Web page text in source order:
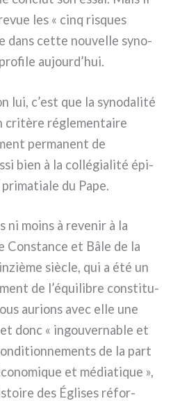
les « cinq risques
dans cet­te nou­vel­le syno­
aujourd’hui.
lui, c’est que la syno­da­li­té
cri­tè­re régle­men­tai­re
per­ma­nent de
bien à la col­lé­gia­li­té épi­
du Pape.
ni moins à reve­nir à la
Constance et Bâle de la
siè­cle, qui a été un
de l’équilibre con­sti­tu­
aurions avec elle une
et donc « ingou­ver­na­ble et
de la part
et média­ti­que »,
des Églises réfor­